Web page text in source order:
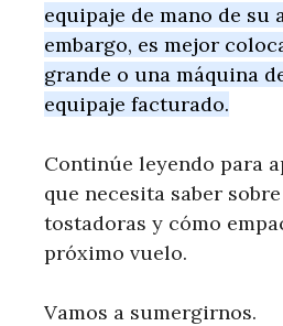
equipaje de mano de su
embargo, es mejor
grande o una máquina
equipaje facturado.
Continúe leyendo para
que necesita saber
tostadoras y cómo
próximo vuelo.
Vamos a sumergirnos.